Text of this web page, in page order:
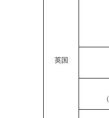
英国
（